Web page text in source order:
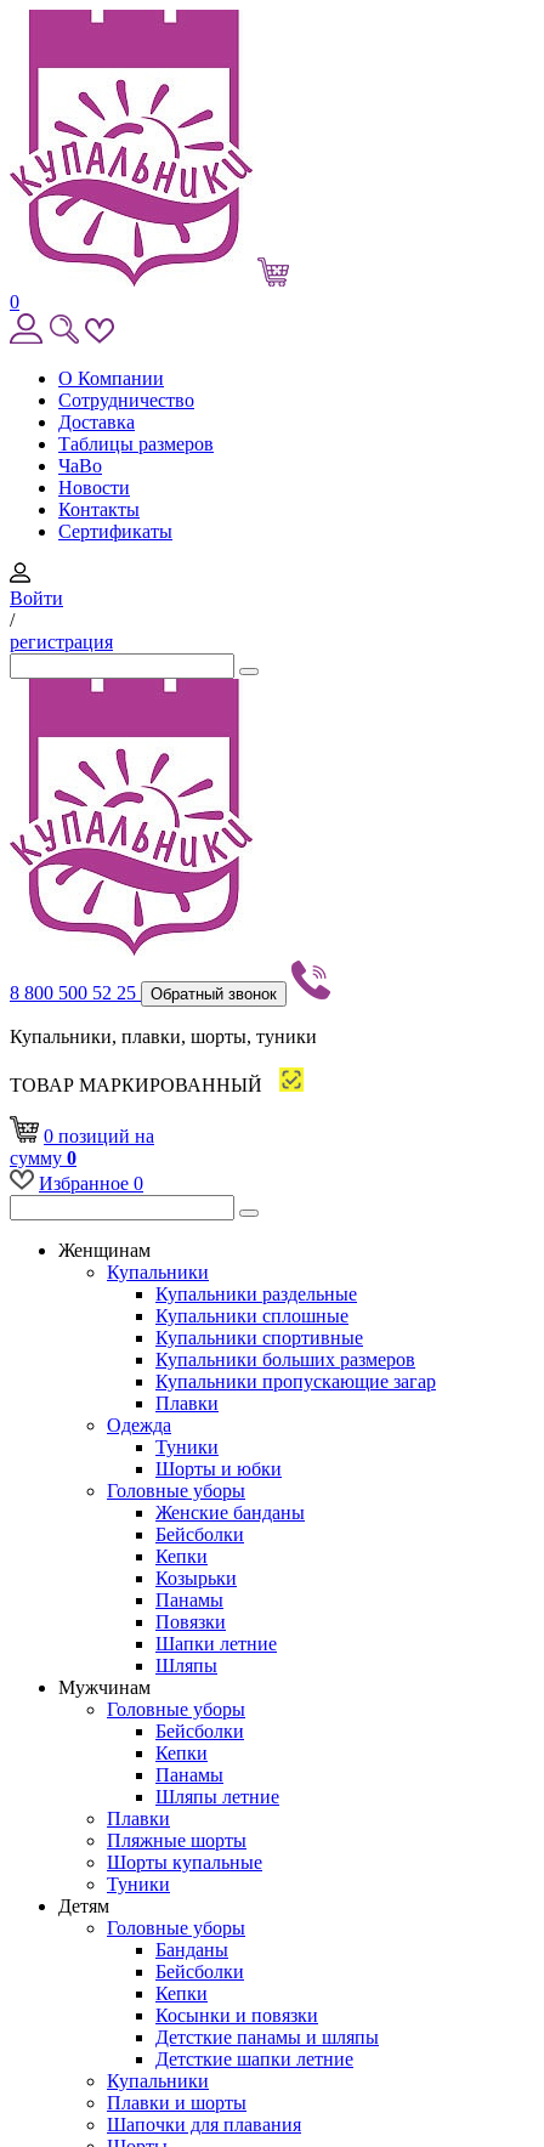
0
О Компании
Сотрудничество
Доставка
Таблицы размеров
ЧаВо
Новости
Контакты
Сертификаты
Войти
/
регистрация
8 800 500 52 25 Обратный звонок
Купальники, плавки, шорты, туники
ТОВАР МАРКИРОВАННЫЙ
0 позиций на
сумму 0
Избранное 0
Женщинам
Купальники
Купальники раздельные
Купальники сплошные
Купальники спортивные
Купальники больших размеров
Купальники пропускающие загар
Плавки
Одежда
Туники
Шорты и юбки
Головные уборы
Женские банданы
Бейсболки
Кепки
Козырьки
Панамы
Повязки
Шапки летние
Шляпы
Мужчинам
Головные уборы
Бейсболки
Кепки
Панамы
Шляпы летние
Плавки
Пляжные шорты
Шорты купальные
Туники
Детям
Головные уборы
Банданы
Бейсболки
Кепки
Косынки и повязки
Детсткие панамы и шляпы
Детсткие шапки летние
Купальники
Плавки и шорты
Шапочки для плавания